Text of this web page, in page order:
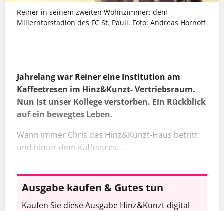
Reiner in seinem zweiten Wohnzimmer: dem
Millerntorstadion des FC St. Pauli. Foto: Andreas Hornoff
Jahrelang war Reiner eine Institution am
Kaffeetresen im Hinz&Kunzt- Vertriebsraum.
Nun ist unser Kollege verstorben. Ein Rückblick
auf ein bewegtes Leben.
Wann immer Chris das Hinz&Kunzt-Haus betritt
und hinter dem Kaffeetres...
Ausgabe kaufen & Gutes tun
Kaufen Sie diese Ausgabe Hinz&Kunzt digital